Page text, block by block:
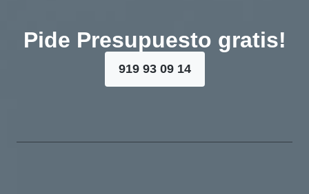
Pide Presupuesto gratis!
919 93 09 14